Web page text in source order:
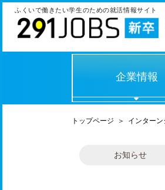
ふくいで働きたい学生のための就活情報サイト
企業情報
トップページ ＞ インター
お知らせ